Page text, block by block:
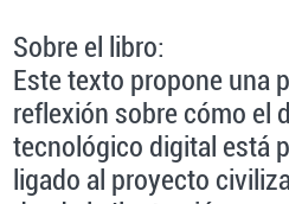
Sobre el libro:
Este texto propone una
reflexión sobre cómo el
tecnológico digital está
ligado al proyecto